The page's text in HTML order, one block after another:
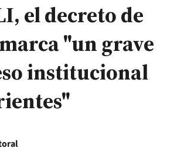
el decreto de
"un grave
institucional